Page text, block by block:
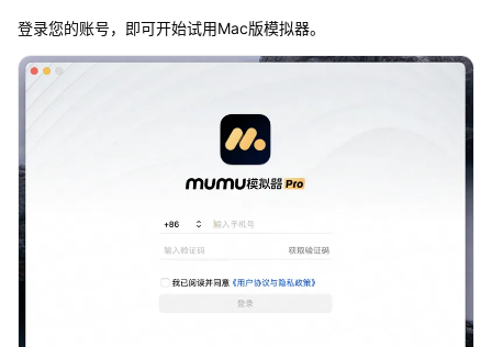
登录您的账号，即可开始试用Mac版模拟器。